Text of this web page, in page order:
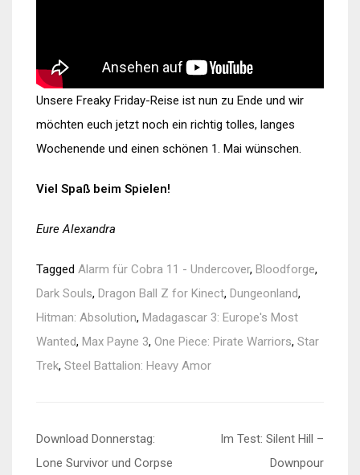
Unsere Freaky Friday-Reise ist nun zu Ende und wir
möchten euch jetzt noch ein richtig tolles, langes
Wochenende und einen schönen 1. Mai wünschen.
Viel Spaß beim Spielen!
Eure Alexandra
Tagged Alarm für Cobra 11 - Undercover, Bloodforge,
Dark Souls, Dragon Ball Z for Kinect, Dungeonland,
Hitman: Absolution, Madagascar 3: Europe's Most
Wanted, Max Payne 3, One Piece: Pirate Warriors, Star
Trek, Steel Battalion: Heavy Amor
Beitragsnavigation
Download Donnerstag:
Lone Survivor und Corpse
Im Test: Silent Hill –
Downpour